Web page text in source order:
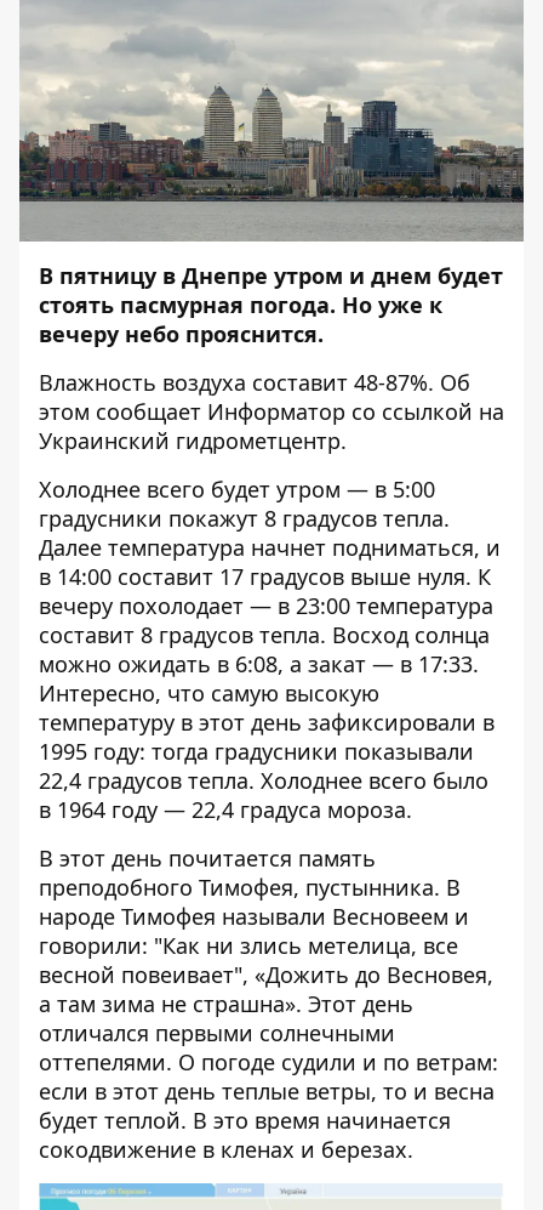
В пятницу в Днепре утром и днем будет
стоять пасмурная погода. Но уже к
вечеру небо прояснится.
Влажность воздуха составит 48-87%. Об
этом сообщает Информатор со ссылкой на
Украинский гидрометцентр.
Холоднее всего будет утром — в 5:00
градусники покажут 8 градусов тепла.
Далее температура начнет подниматься, и
в 14:00 составит 17 градусов выше нуля. К
вечеру похолодает — в 23:00 температура
составит 8 градусов тепла. Восход солнца
можно ожидать в 6:08, а закат — в 17:33.
Интересно, что самую высокую
температуру в этот день зафиксировали в
1995 году: тогда градусники показывали
22,4 градусов тепла. Холоднее всего было
в 1964 году — 22,4 градуса мороза.
В этот день почитается память
преподобного Тимофея, пустынника. В
народе Тимофея называли Весновеем и
говорили: "Как ни злись метелица, все
весной повеивает", «Дожить до Весновея,
а там зима не страшна». Этот день
отличался первыми солнечными
оттепелями. О погоде судили и по ветрам:
если в этот день теплые ветры, то и весна
будет теплой. В это время начинается
сокодвижение в кленах и березах.